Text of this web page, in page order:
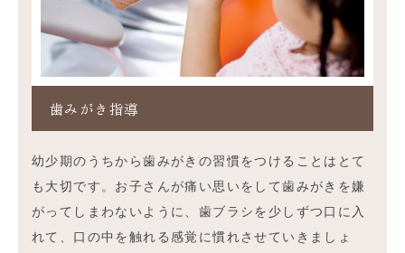
歯みがき指導
幼少期のうちから歯みがきの習慣をつけることはとて
も大切です。お子さんが痛い思いをして歯みがきを嫌
がってしまわないように、歯ブラシを少しずつ口に入
れて、口の中を触れる感覚に慣れさせていきましょ